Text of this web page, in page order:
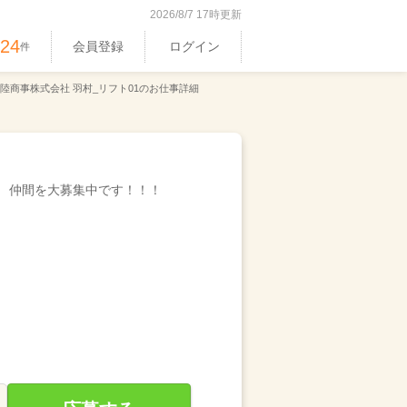
2026/8/7 17時更新
件 会員登録 ログイン
商事株式会社 羽村_リフト01のお仕事詳細
仲間を大募集中です！！！